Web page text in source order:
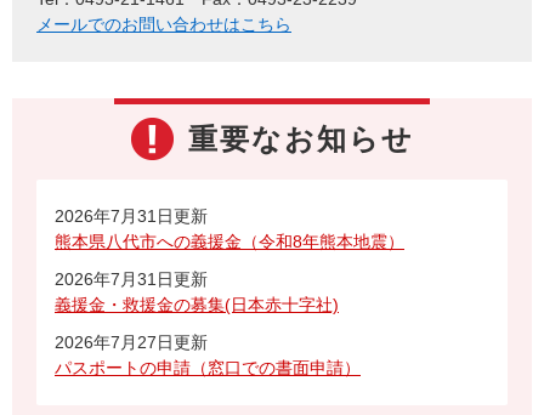
メールでのお問い合わせはこちら
重要なお知らせ
2026年7月31日更新
熊本県八代市への義援金（令和8年熊本地震）
2026年7月31日更新
義援金・救援金の募集(日本赤十字社)
2026年7月27日更新
パスポートの申請（窓口での書面申請）